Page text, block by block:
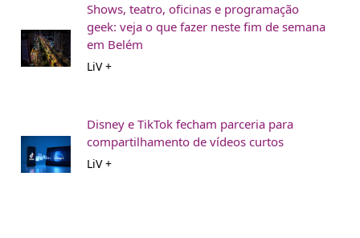
Shows, teatro, oficinas e programação
geek: veja o que fazer neste fim de semana
em Belém
LiV +
Disney e TikTok fecham parceria para
compartilhamento de vídeos curtos
LiV +